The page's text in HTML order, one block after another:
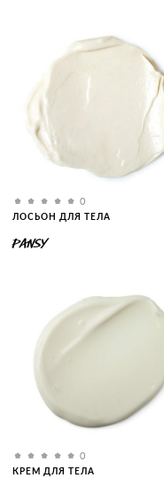
0
ЛОСЬОН ДЛЯ ТЕЛА
PANSY
0
КРЕМ ДЛЯ ТЕЛА